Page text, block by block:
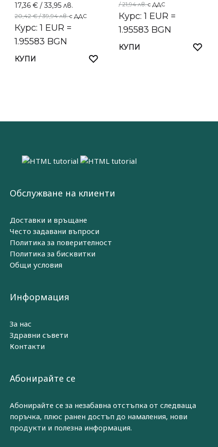
17,36 € / 33,95 лв.
20,42€/ 39,94 лв.с ДДС
Курс: 1 EUR =
1.95583 BGN
КУПИ
/ 21,94 лв.с ДДС
Курс: 1 EUR =
1.95583 BGN
КУПИ
Обслужване на клиенти
Доставки и връщане
Често задавани въпроси
Политика за поверителност
Политика за бисквитки
Общи условия
Информация
За нас
Здравни съвети
Контакти
Абонирайте се
Абонирайте се за незабавна отстъпка от следваща
поръчка, плюс ранен достъп до намаления, нови
продукти и полезна информация.